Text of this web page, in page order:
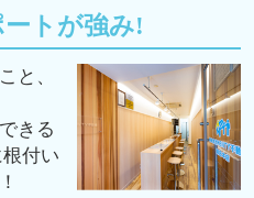
トが強み!
と、
きる
付い